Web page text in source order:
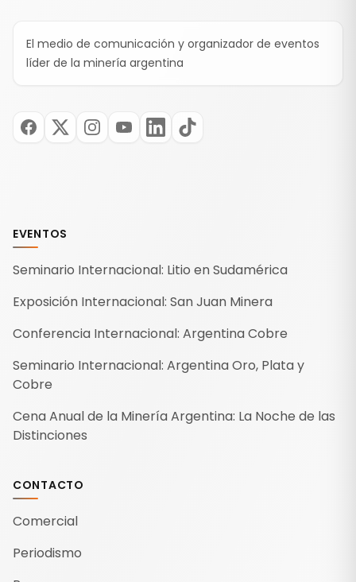
El medio de comunicación y organizador de eventos
líder de la minería argentina
EVENTOS
Seminario Internacional: Litio en Sudamérica
Exposición Internacional: San Juan Minera
Conferencia Internacional: Argentina Cobre
Seminario Internacional: Argentina Oro, Plata y
Cobre
Cena Anual de la Minería Argentina: La Noche de las
Distinciones
CONTACTO
Comercial
Periodismo